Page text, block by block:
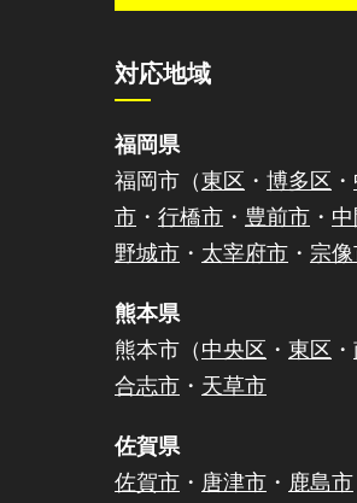
対応地域
福岡県
福岡市（東区 ・ 博多区 ・
市 ・ 行橋市 ・ 豊前市 ・
野城市 ・ 太宰府市 ・ 宗
熊本県
熊本市（中央区 ・ 東区 ・
合志市 ・ 天草市
佐賀県
佐賀市 ・ 唐津市 ・ 鹿島市